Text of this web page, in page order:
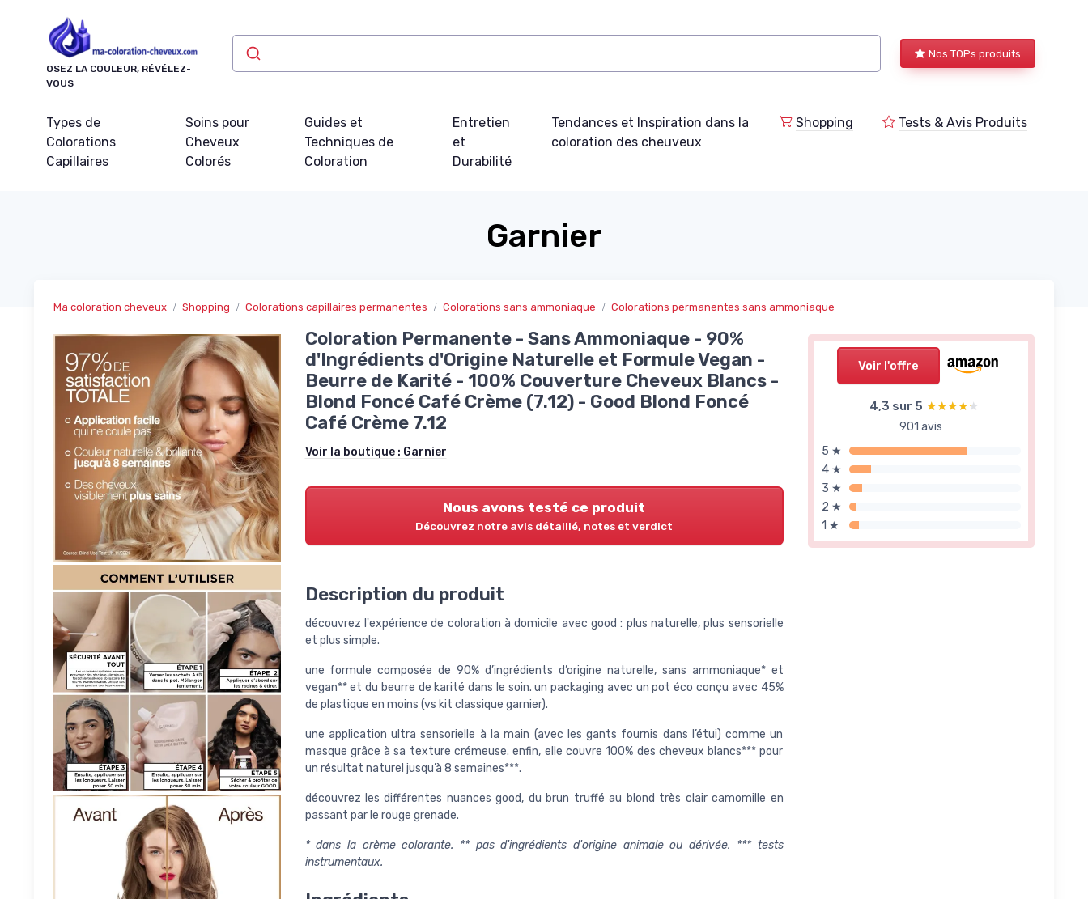
OSEZ LA COULEUR, RÉVÉLEZ-
VOUS
Nos TOPs produits
Types de
Colorations
Capillaires
Soins pour
Cheveux
Colorés
Guides et
Techniques de
Coloration
Entretien
et
Durabilité
Tendances et Inspiration dans la
coloration des cheuveux
Shopping Tests & Avis Produits
Garnier
Ma coloration cheveux Shopping Colorations capillaires permanentes Colorations sans ammoniaque Colorations permanentes sans ammoniaque
Voir l'offre
4,3 sur 5 ★★★★★
★★★★★
901 avis
5 ★
4 ★
3 ★
2 ★
1 ★
Coloration Permanente - Sans Ammoniaque - 90%
d'Ingrédients d'Origine Naturelle et Formule Vegan -
Beurre de Karité - 100% Couverture Cheveux Blancs -
Blond Foncé Café Crème (7.12) - Good Blond Foncé
Café Crème 7.12
Voir la boutique : Garnier
Nous avons testé ce produit
Découvrez notre avis détaillé, notes et verdict
Description du produit
découvrez l'expérience de coloration à domicile avec good : plus naturelle, plus sensorielle
et plus simple.
une formule composée de 90% d’ingrédients d’origine naturelle, sans ammoniaque* et
vegan** et du beurre de karité dans le soin. un packaging avec un pot éco conçu avec 45%
de plastique en moins (vs kit classique garnier).
une application ultra sensorielle à la main (avec les gants fournis dans l’étui) comme un
masque grâce à sa texture crémeuse. enfin, elle couvre 100% des cheveux blancs*** pour
un résultat naturel jusqu’à 8 semaines***.
découvrez les différentes nuances good, du brun truffé au blond très clair camomille en
passant par le rouge grenade.
* dans la crème colorante. ** pas d'ingrédients d'origine animale ou dérivée. *** tests
instrumentaux.